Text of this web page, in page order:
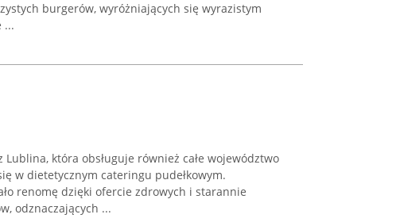
burgerów, wyróżniających się wyrazistym
...
która obsługuje również całe województwo
w dietetycznym cateringu pudełkowym.
renomę dzięki ofercie zdrowych i starannie
odznaczających ...